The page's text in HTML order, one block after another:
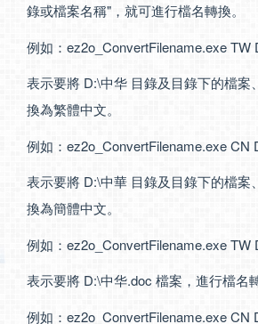
錄或檔案名稱"，就可進行檔名轉換。
例如：ez2o_ConvertFilename.exe TW
表示要將 D:\中华 目錄及目錄下的檔案
換為繁體中文。
例如：ez2o_ConvertFilename.exe CN
表示要將 D:\中華 目錄及目錄下的檔案
換為簡體中文。
例如：ez2o_ConvertFilename.exe TW
表示要將 D:\中华.doc 檔案，進行檔名
例如：ez2o_ConvertFilename.exe CN